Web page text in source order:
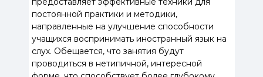
постоянной практики и методики,
направленные на улучшение способности
учащихся воспринимать иностранный язык на
слух. Обещается, что занятия будут
проводиться в нетипичной, интересной